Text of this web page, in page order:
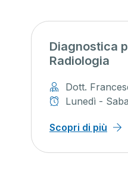
Diagnostica
Radiologia
Dott.
Lunedì -
Scopri di più